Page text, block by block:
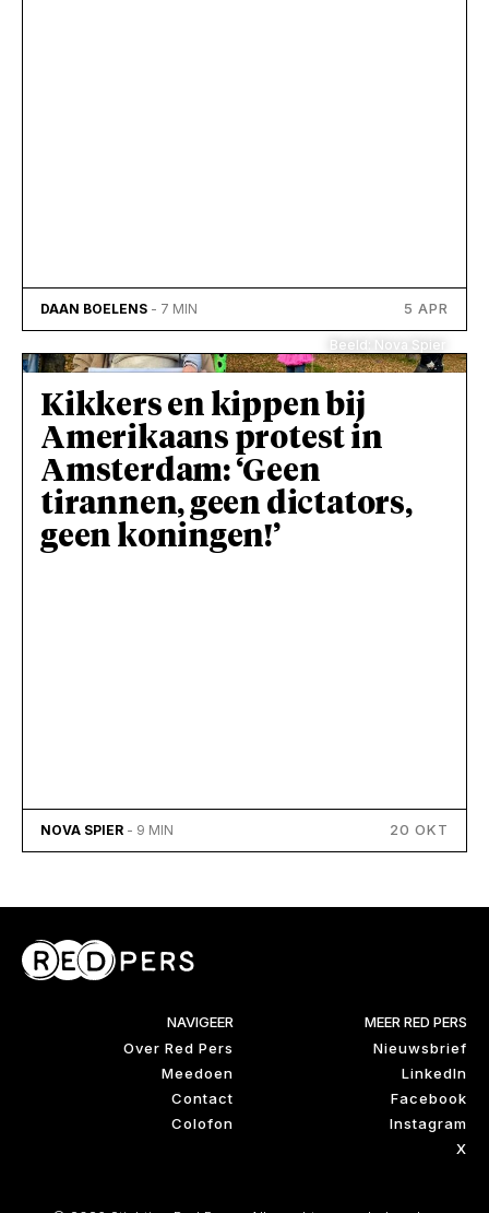
DAAN BOELENS - 7 MIN 5 APR
Beeld: Nova Spier
Kikkers en kippen bij
Amerikaans protest in
Amsterdam: ‘Geen
tirannen, geen dictators,
geen koningen!’
NOVA SPIER - 9 MIN 20 OKT
NAVIGEER
Over Red Pers
Meedoen
Contact
Colofon
MEER RED PERS
Nieuwsbrief
LinkedIn
Facebook
Instagram
X